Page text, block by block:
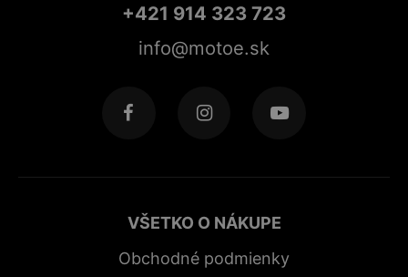
+421 914 323 723
info@motoe.sk
VŠETKO O NÁKUPE
Obchodné podmienky